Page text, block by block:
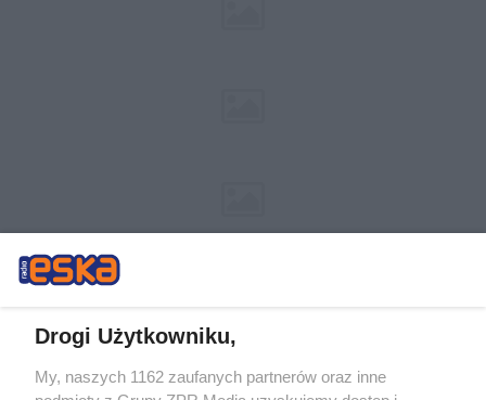
Żaden utwór zamieszczony w serwisie nie może być powielany i
Drogi Użytkowniku,
My, naszych 1162 zaufanych partnerów oraz inne